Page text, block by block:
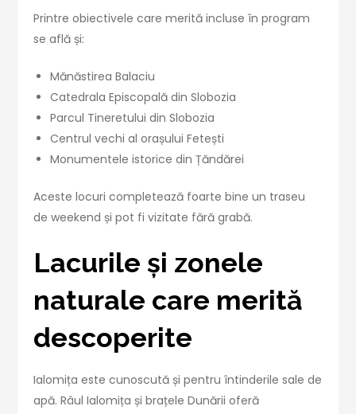
Printre obiectivele care merită incluse în program
se află și:
Mănăstirea Balaciu
Catedrala Episcopală din Slobozia
Parcul Tineretului din Slobozia
Centrul vechi al orașului Fetești
Monumentele istorice din Țăndărei
Aceste locuri completează foarte bine un traseu
de weekend și pot fi vizitate fără grabă.
Lacurile și zonele
naturale care merită
descoperite
Ialomița este cunoscută și pentru întinderile sale de
apă. Râul Ialomița și brațele Dunării oferă